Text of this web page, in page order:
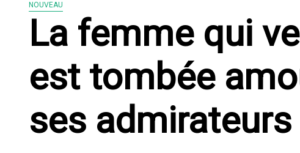
NOUVEAU
La femme qui
est tombée
ses admirateurs